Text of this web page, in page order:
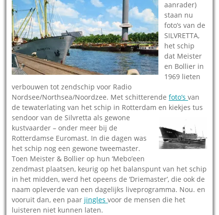
aanrader)
staan nu
foto’s van de
SILVRETTA,
het schip
dat Meister
en Bollier in
1969 lieten
verbouwen tot zendschip voor Radio
Nordsee/Northsea/Noordzee. Met schitterendefoto’svan
de tewaterlating van het schip in Rotterdam en kiekjes tus
sendoor van de Silvretta als gewone
kustvaarder – onder meer bij de
Rotterdamse Euromast. In die dagen was
het schip nog een gewone tweemaster.
Toen Meister & Bollier op hun ‘Mebo’een
zendmast plaatsen, keurig op het balanspunt van het schip
in het midden, werd het opeens de ‘Driemaster’, die ook de
naam opleverde van een dagelijks liveprogramma. Nou. en
vooruit dan, een paar jinglesvoor de mensen die het
luisteren niet kunnen laten.